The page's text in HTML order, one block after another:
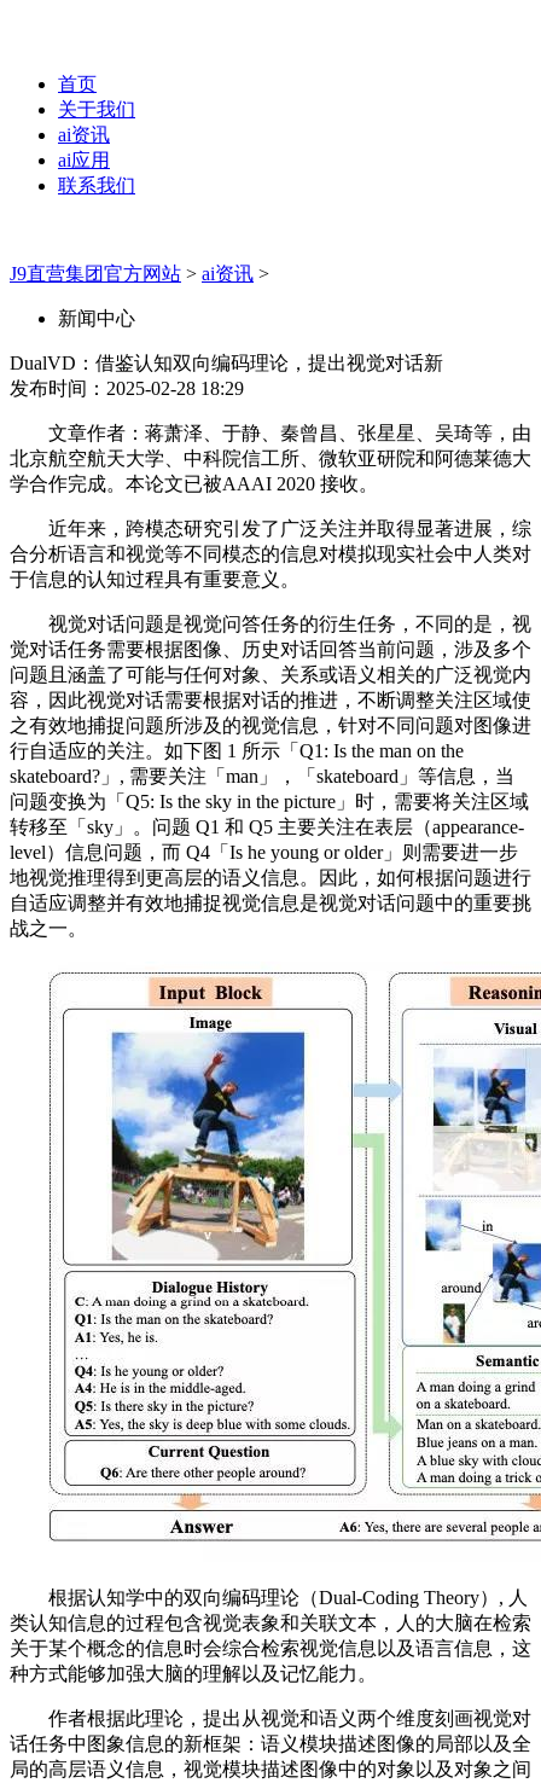
首页
关于我们
ai资讯
ai应用
联系我们
J9直营集团官方网站 > ai资讯 >
新闻中心
DualVD：借鉴认知双向编码理论，提出视觉对话新
发布时间：2025-02-28 18:29
文章作者：蒋萧泽、于静、秦曾昌、张星星、吴琦等，由
北京航空航天大学、中科院信工所、微软亚研院和阿德莱德大
学合作完成。本论文已被AAAI 2020 接收。
近年来，跨模态研究引发了广泛关注并取得显著进展，综
合分析语言和视觉等不同模态的信息对模拟现实社会中人类对
于信息的认知过程具有重要意义。
视觉对话问题是视觉问答任务的衍生任务，不同的是，视
觉对话任务需要根据图像、历史对话回答当前问题，涉及多个
问题且涵盖了可能与任何对象、关系或语义相关的广泛视觉内
容，因此视觉对话需要根据对话的推进，不断调整关注区域使
之有效地捕捉问题所涉及的视觉信息，针对不同问题对图像进
行自适应的关注。如下图 1 所示「Q1: Is the man on the
skateboard?」, 需要关注「man」，「skateboard」等信息，当
问题变换为「Q5: Is the sky in the picture」时，需要将关注区域
转移至「sky」。问题 Q1 和 Q5 主要关注在表层（appearance-
level）信息问题，而 Q4「Is he young or older」则需要进一步
地视觉推理得到更高层的语义信息。因此，如何根据问题进行
自适应调整并有效地捕捉视觉信息是视觉对话问题中的重要挑
战之一。
根据认知学中的双向编码理论（Dual-Coding Theory）, 人
类认知信息的过程包含视觉表象和关联文本，人的大脑在检索
关于某个概念的信息时会综合检索视觉信息以及语言信息，这
种方式能够加强大脑的理解以及记忆能力。
作者根据此理论，提出从视觉和语义两个维度刻画视觉对
话任务中图象信息的新框架：语义模块描述图像的局部以及全
局的高层语义信息，视觉模块描述图像中的对象以及对象之间